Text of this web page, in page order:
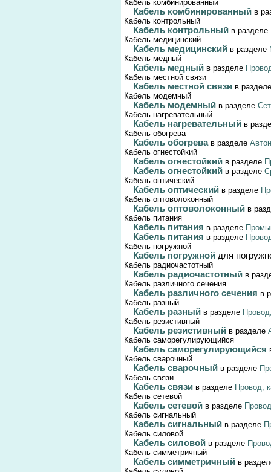
Кабель комбинированный
Кабель комбинированный в
Кабель контрольный
Кабель контрольный в разделе
Кабель медицинский
Кабель медицинский в разделе
Кабель медный
Кабель медный в разделе
Кабель местной связи
Кабель местной связи в
Кабель модемный
Кабель модемный в разделе
Кабель нагревательный
Кабель нагревательный в
Кабель обогрева
Кабель обогрева в разделе
Кабель огнестойкий
Кабель огнестойкий в разделе
Кабель огнестойкий в разделе
Кабель оптический
Кабель оптический в разделе
Кабель оптоволоконный
Кабель оптоволоконный в
Кабель питания
Кабель питания в разделе
Кабель питания в разделе
Кабель погружной
Кабель погружной для
Кабель радиочастотный
Кабель радиочастотный в
Кабель различного сечения
Кабель различного сечения в
Кабель разный
Кабель разный в разделе
Кабель резистивный
Кабель резистивный в разделе
Кабель саморегулирующийся
Кабель саморегулирующийся
Кабель сварочный
Кабель сварочный в разделе
Кабель связи
Кабель связи в разделе Провод,
Кабель сетевой
Кабель сетевой в разделе
Кабель сигнальный
Кабель сигнальный в разделе
Кабель силовой
Кабель силовой в разделе
Кабель симметричный
Кабель симметричный в